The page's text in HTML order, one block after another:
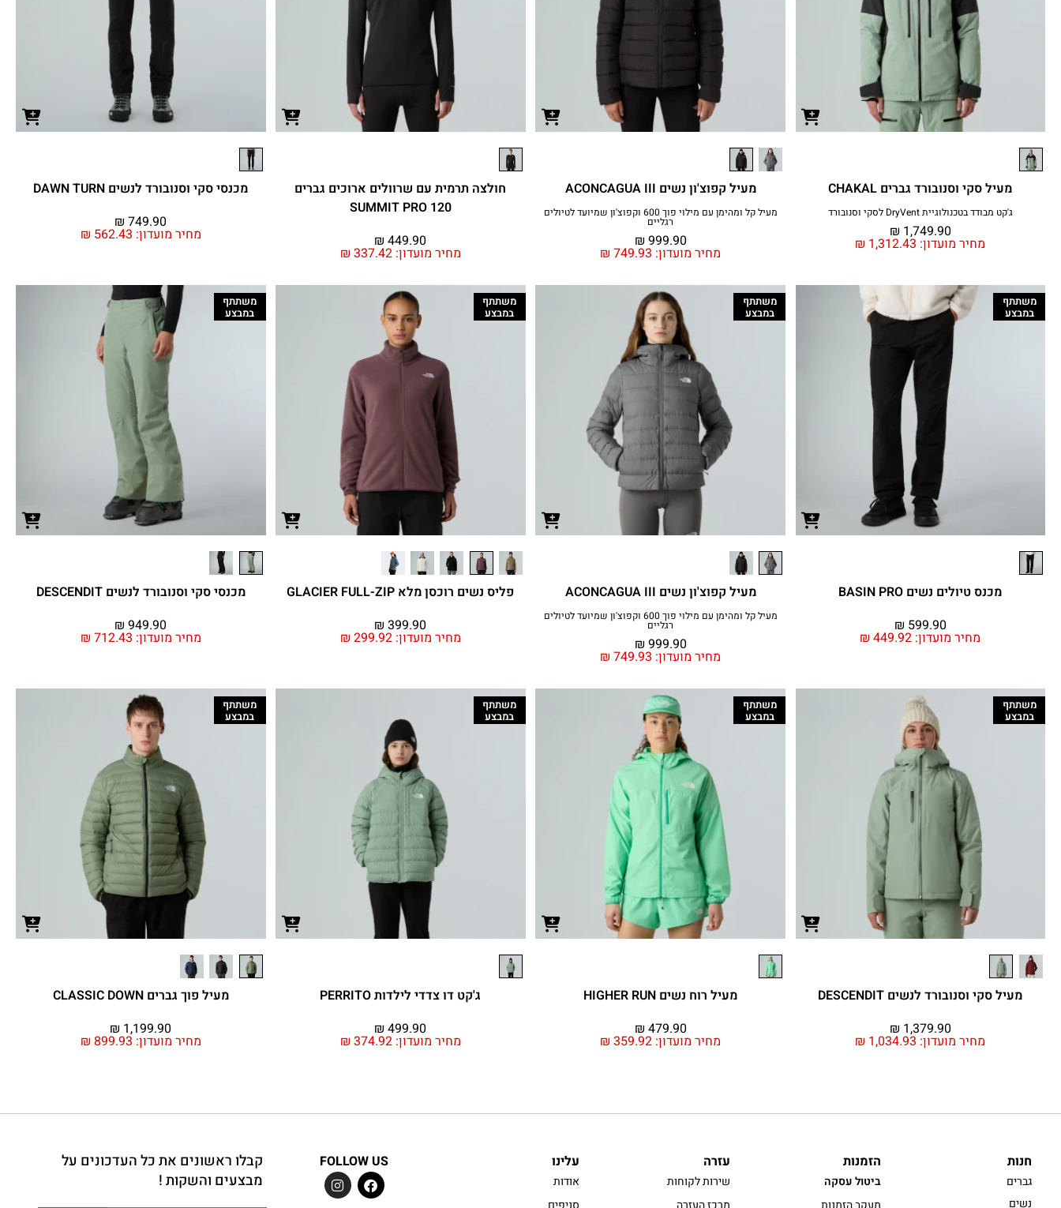
מעיל סקי וסנובורד גברים CHAKAL
ג'קט מבודד בטכנולוגיית DryVent לסקי וסנובורד
מחיר מועדון: ₪ 1,312.43
₪ 1,749.90
מעיל קפוצ'ון נשים ACONCAGUA III
מעיל קל ומהימן עם מילוי פוך 600 וקפוצ'ון שמיועד לטיולים
רגליים
מחיר מועדון: ₪ 749.93
₪ 999.90
חולצה תרמית עם שרוולים ארוכים גברים
SUMMIT PRO 120
מחיר מועדון: ₪ 337.42
₪ 449.90
מכנסי סקי וסנובורד לנשים DAWN TURN
מחיר מועדון: ₪ 562.43
₪ 749.90
משתתף
במבצע
מכנס טיולים נשים BASIN PRO
מחיר מועדון: ₪ 449.92
₪ 599.90
משתתף
במבצע
מעיל קפוצ'ון נשים ACONCAGUA III
מעיל קל ומהימן עם מילוי פוך 600 וקפוצ'ון שמיועד לטיולים
רגליים
מחיר מועדון: ₪ 749.93
₪ 999.90
משתתף
במבצע
פליס נשים רוכסן מלא GLACIER FULL-ZIP
מחיר מועדון: ₪ 299.92
₪ 399.90
משתתף
במבצע
מכנסי סקי וסנובורד לנשים DESCENDIT
מחיר מועדון: ₪ 712.43
₪ 949.90
משתתף
במבצע
מעיל סקי וסנובורד לנשים DESCENDIT
מחיר מועדון: ₪ 1,034.93
₪ 1,379.90
משתתף
במבצע
מעיל רוח נשים HIGHER RUN
מחיר מועדון: ₪ 359.92
₪ 479.90
משתתף
במבצע
ג'קט דו צדדי לילדות PERRITO
מחיר מועדון: ₪ 374.92
₪ 499.90
משתתף
במבצע
מעיל פוך גברים CLASSIC DOWN
מחיר מועדון: ₪ 899.93
₪ 1,199.90
חנות
גברים
נשים
הזמנות
ביטול עסקה
עזרה
שירות לקוחות
עלינו
אודות
FOLLOW US
קבלו ראשונים את כל העדכונים על
מבצעים והשקות !